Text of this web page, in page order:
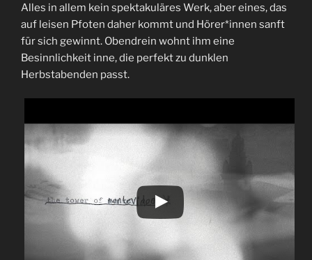
Alles in allem kein spektakuläres Werk, aber eines, das
auf leisen Pfoten daher kommt und Hörer*innen sanft
für sich gewinnt. Obendrein wohnt ihm eine
Besinnlichkeit inne, die perfekt zu dunklen
Herbstabenden passt.